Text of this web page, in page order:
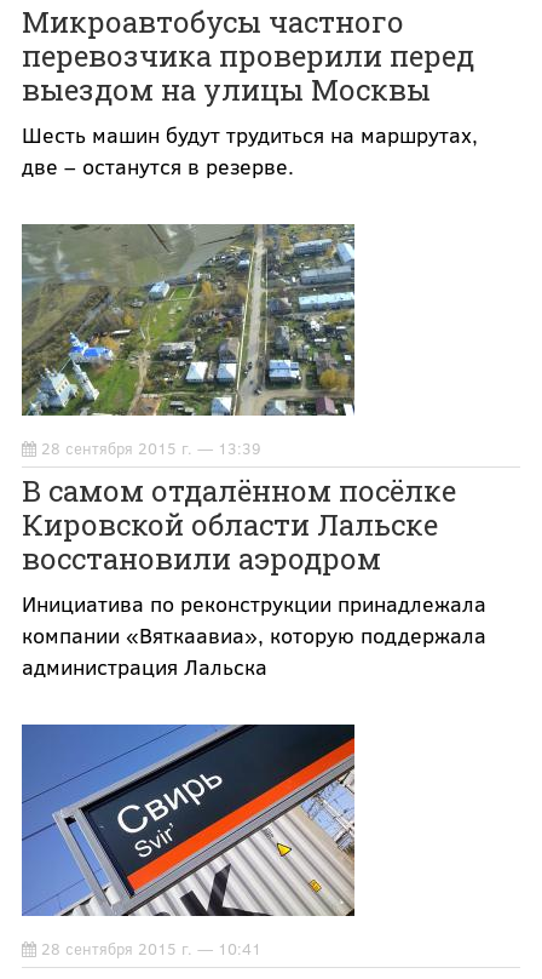
Микроавтобусы частного
перевозчика проверили перед
выездом на улицы Москвы
Шесть машин будут трудиться на маршрутах,
две – останутся в резерве.
28 сентября 2015 г. — 13:39
В самом отдалённом посёлке
Кировской области Лальске
восстановили аэродром
Инициатива по реконструкции принадлежала
компании «Вяткаавиа», которую поддержала
администрация Лальска
28 сентября 2015 г. — 10:41